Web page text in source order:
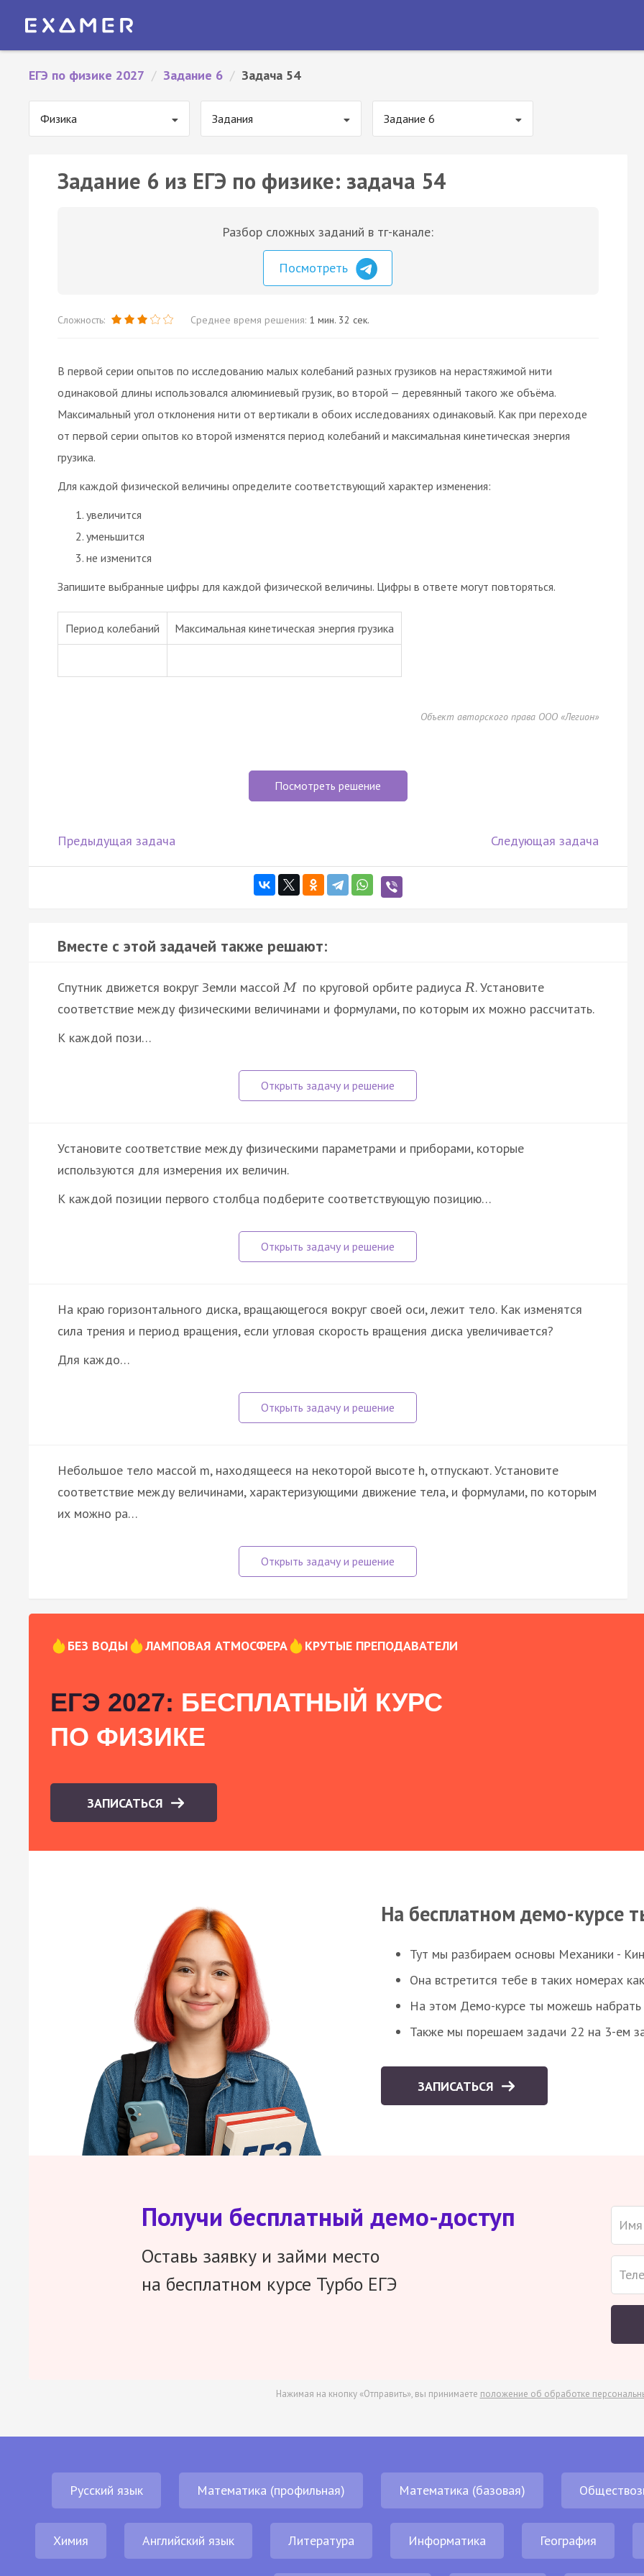
ЕГЭ по физике 2027 / Задание 6 / Задача 54
Физика Задания Задание 6
Задание 6 из ЕГЭ по физике: задача 54
Разбор сложных заданий в тг-канале:
Посмотреть
Сложность: Среднее время решения: 1 мин. 32 сек.
В первой серии опытов по исследованию малых колебаний разных грузиков на нерастяжимой нити
одинаковой длины использовался алюминиевый грузик, во второй — деревянный такого же объёма.
Максимальный угол отклонения нити от вертикали в обоих исследованиях одинаковый. Как при переходе
от первой серии опытов ко второй изменятся период колебаний и максимальная кинетическая энергия
грузика.
Для каждой физической величины определите соответствующий характер изменения:
увеличится
уменьшится
не изменится
Запишите выбранные цифры для каждой физической величины. Цифры в ответе могут повторяться.
Период колебаний Максимальная кинетическая энергия грузика
Объект авторского права ООО «Легион»
Посмотреть решение
Предыдущая задача Следующая задача
Вместе с этой задачей также решают:
Спутник движется вокруг Земли массойM по круговой орбите радиусаR. Установите
соответствие между физическими величинами и формулами, по которым их можно рассчитать.
К каждой пози…
Установите соответствие между физическими параметрами и приборами, которые
используются для измерения их величин.
К каждой позиции первого столбца подберите соответствующую позицию…
На краю горизонтального диска, вращающегося вокруг своей оси, лежит тело. Как изменятся
сила трения и период вращения, если угловая скорость вращения диска увеличивается?
Для каждо…
Небольшое тело массой m, находящееся на некоторой высоте h, отпускают. Установите
соответствие между величинами, характеризующими движение тела, и формулами, по которым
их можно ра…
БЕЗ ВОДЫ ЛАМПОВАЯ АТМОСФЕРА КРУТЫЕ ПРЕПОДАВАТЕЛИ
ЕГЭ 2027: БЕСПЛАТНЫЙ КУРС
ПО ФИЗИКЕ
ЗАПИСАТЬСЯ
На бесплатном демо-курсе
Тут мы разбираем основы Механики -
Она встретится тебе в таких номерах
На этом Демо-курсе ты можешь набрать
Также мы порешаем задачи 22 на 3-ем
ЗАПИСАТЬСЯ
Получи бесплатный демо-доступ
Оставь заявку и займи место
на бесплатном курсе Турбо ЕГЭ
Нажимая на кнопку «Отправить», вы принимаете положение об обработке
Русский язык Математика (профильная) Математика (базовая)
Химия Английский язык Литература Информатика География